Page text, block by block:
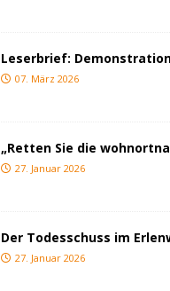
Leserbrief:
07. März 2026
„Retten Sie die
27. Januar 2026
Der Todesschuss im
27. Januar 2026